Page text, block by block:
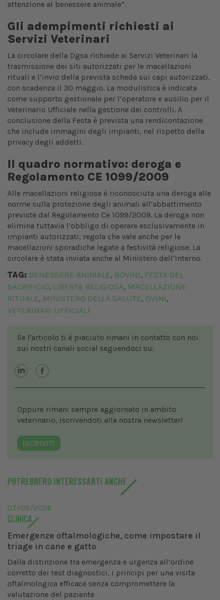
attenzione al benessere animale”.
Gli adempimenti richiesti ai
Servizi Veterinari
La circolare della Dgsa richiede ai Servizi Veterinari la
trasmissione dei siti autorizzati per le macellazioni
rituali e l’invio della prevista scheda sui capi autorizzati,
con scadenza il 30 maggio. La modulistica è indicata
come supporto gestionale per l’operatore e ausilio per il
Veterinario Ufficiale nella gestione dei controlli. A
conclusione della Festa è prevista una rendicontazione
che include immagini degli impianti, nel rispetto della
privacy degli addetti.
Il quadro normativo: deroga e
Regolamento CE 1099/2009
Alle macellazioni religiose è riconosciuta una deroga alle
norme sulla protezione degli animali all’abbattimento
previste dal Regolamento Ce 1099/2009. La deroga non
elimina tuttavia l’obbligo di operare esclusivamente in
impianti autorizzati, regola che vale anche per le
macellazioni sporadiche legate a festività religiose. La
circolare è stata inviata anche al Ministero dell’Interno.
TAG: BENESSERE ANIMALE, BOVINI, FESTA DEL
SACRIFICIO, LIBERTà RELIGIOSA, MACELLAZIONE
RITUALE, MINISTERO DELLA SALUTE, OVINI,
VETERINARI UFFICIALI
Se l'articolo ti è piaciuto rimani in contatto con noi
sui nostri canali social seguendoci su:
Oppure rimani sempre aggiornato in ambito
veterinario, iscrivendoti alla nostra newsletter!
ISCRIVITI
POTREBBERO INTERESSARTI ANCHE
07/08/2026
CLINICA
Emergenze oftalmologiche, come impostare il
triage in cane e gatto
Dalla distinzione tra emergenza e urgenza all’ordine
corretto dei test diagnostici, i principi per una visita
oftalmologica efficace senza compromettere la
valutazione del paziente